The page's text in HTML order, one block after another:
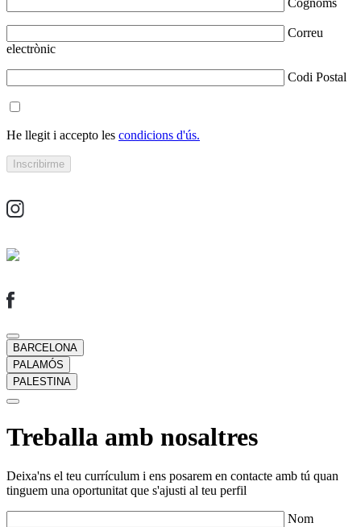
Cognoms
Correu
electrònic
Codi Postal
He llegit i accepto les condicions d'ús.
BARCELONA
PALAMÓS
PALESTINA
Treballa amb nosaltres
Deixa'ns el teu currículum i ens posarem en contacte amb tú quan
tinguem una oportunitat que s'ajusti al teu perfil
Nom